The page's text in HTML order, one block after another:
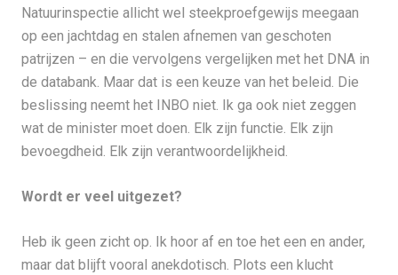
Natuurinspectie allicht wel steekproefgewijs meegaan
op een jachtdag en stalen afnemen van geschoten
patrijzen – en die vervolgens vergelijken met het DNA in
de databank. Maar dat is een keuze van het beleid. Die
beslissing neemt het INBO niet. Ik ga ook niet zeggen
wat de minister moet doen. Elk zijn functie. Elk zijn
bevoegdheid. Elk zijn verantwoordelijkheid.
Wordt er veel uitgezet?
Heb ik geen zicht op. Ik hoor af en toe het een en ander,
maar dat blijft vooral anekdotisch. Plots een klucht